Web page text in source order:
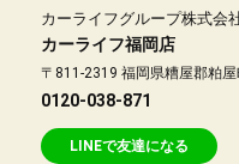
カーライフグループ株式会
カーライフ福岡店
〒811-2319 福岡県糟屋郡粕
0120-038-871
LINEで友達になる